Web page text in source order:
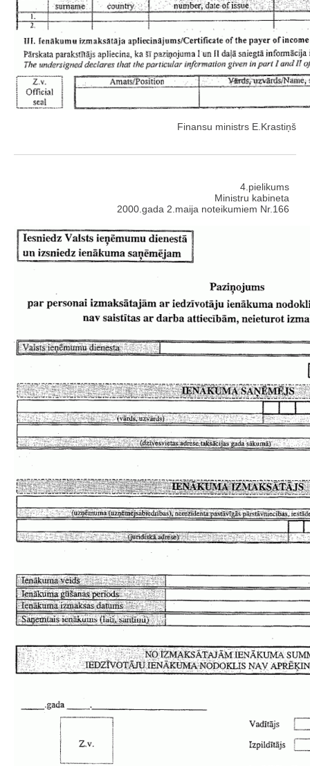
Finansu ministrs E.Krastiņš
4.pielikums
Ministru kabineta
2000.gada 2.maija noteikumiem Nr.166